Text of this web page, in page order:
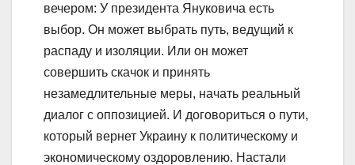
вечером: У президента Януковича есть
выбор. Он может выбрать путь, ведущий к
распаду и изоляции. Или он может
совершить скачок и принять
незамедлительные меры, начать реальный
диалог с оппозицией. И договориться о пути,
который вернет Украину к политическому и
экономическому оздоровлению. Настали